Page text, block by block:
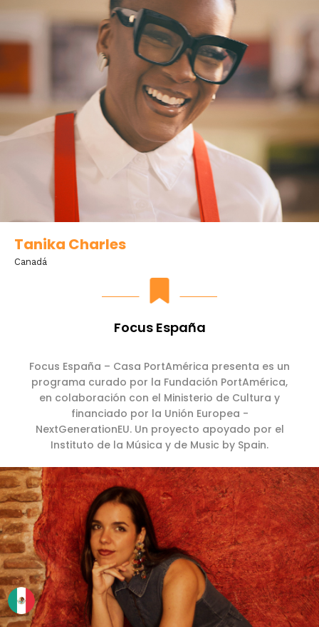
Tanika Charles
Canadá
Focus España
Focus España – Casa PortAmérica presenta es un
programa curado por la Fundación PortAmérica,
en colaboración con el Ministerio de Cultura y
financiado por la Unión Europea -
NextGenerationEU. Un proyecto apoyado por el
Instituto de la Música y de Music by Spain.